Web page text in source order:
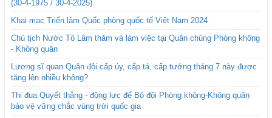
(30-4-1975 / 30-4-2025)
Khai mạc Triển lãm Quốc phòng quốc tế Việt Nam 2024
Chủ tịch Nước Tô Lâm thăm và làm việc tại Quân chủng Phòng không
- Không quân
Lương sĩ quan Quân đội cấp úy, cấp tá, cấp tướng tháng 7 này được
tăng lên nhiều không?
Thi đua Quyết thắng - động lực để Bộ đội Phòng không-Không quân
bảo vệ vững chắc vùng trời quốc gia